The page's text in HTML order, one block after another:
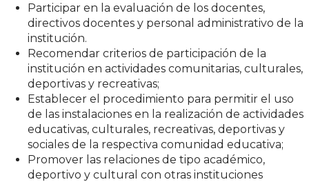
Participar en la evaluación de los docentes,
directivos docentes y personal administrativo de la
institución.
Recomendar criterios de participación de la
institución en actividades comunitarias, culturales,
deportivas y recreativas;
Establecer el procedimiento para permitir el uso
de las instalaciones en la realización de actividades
educativas, culturales, recreativas, deportivas y
sociales de la respectiva comunidad educativa;
Promover las relaciones de tipo académico,
deportivo y cultural con otras instituciones